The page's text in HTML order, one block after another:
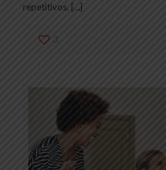
repetitivos, […]
3